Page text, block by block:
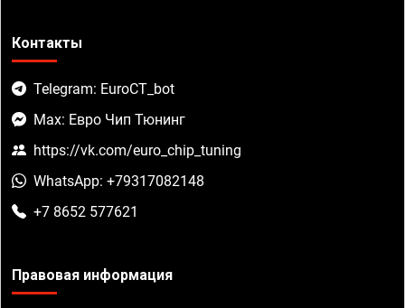
Контакты
Telegram: EuroCT_bot
Max: Евро Чип Тюнинг
https://vk.com/euro_chip_tuning
WhatsApp: +79317082148
+7 8652 577621
Правовая информация